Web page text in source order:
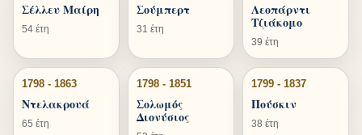
Σέλλευ Μαίρη
54 έτη
Σούμπερτ
31 έτη
Λεοπάρντι
Τζιάκομο
39 έτη
1798 - 1863
Ντελακρουά
65 έτη
1798 - 1851
Σολωμός
Διονύσιος
1799 - 1837
Πούσκιν
38 έτη